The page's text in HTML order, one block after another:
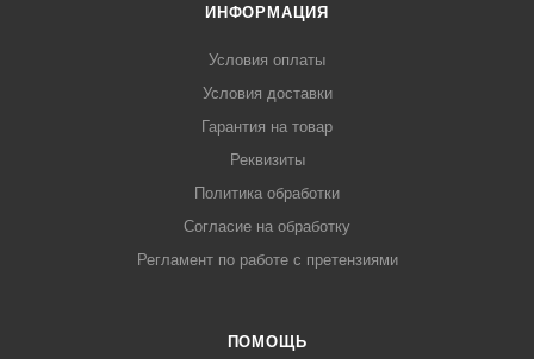
ИНФОРМАЦИЯ
Условия оплаты
Условия доставки
Гарантия на товар
Реквизиты
Политика обработки
Согласие на обработку
Регламент по работе с претензиями
ПОМОЩЬ